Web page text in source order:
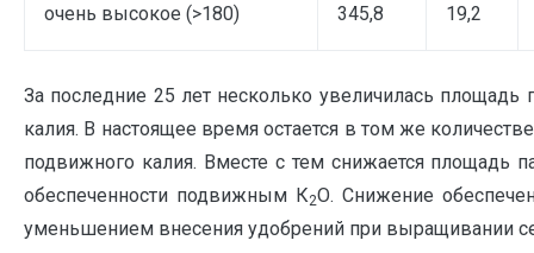
очень высокое (>180) 345,8 19,2
За последние 25 лет несколько увеличилась
калия. В настоящее время остается в том же
подвижного калия. Вместе с тем снижается
обеспеченности подвижным К2О. Снижение
уменьшением внесения удобрений при выращивании